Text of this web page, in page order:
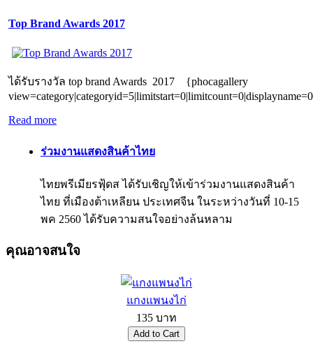
Top Brand Awards 2017
ได้รับรางวัล top brand Awards 2017 {phocagallery
Read more
ร่วมงานแสดงสินค้าไทย
ไทยพรีเมียรฟุ้ดส ได้รับเชิญให้เข้าร่วมงานแสดงสินค้า
ไทย ที่เมืองต้าเหลียน ประเทศจีน ในระหว่างวันที่ 10-15
พค 2560 ได้รับความสนใจอย่างล้นหลาม
คุณอาจสนใจ
แกงแพนงไก่
135 บาท